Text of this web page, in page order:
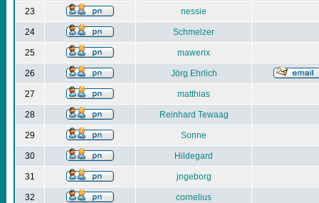
23 nessie
24 Schmelzer
25 mawerix
26 Jörg Ehrlich
27 matthias
28 Reinhard Tewaag
29 Sonne
30 Hildegard
31 jngeborg
32 cornelius